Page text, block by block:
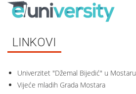
LINKOVI
Univerzitet "Džemal Bijedić" u Mostaru
Vijeće mladih Grada Mostara